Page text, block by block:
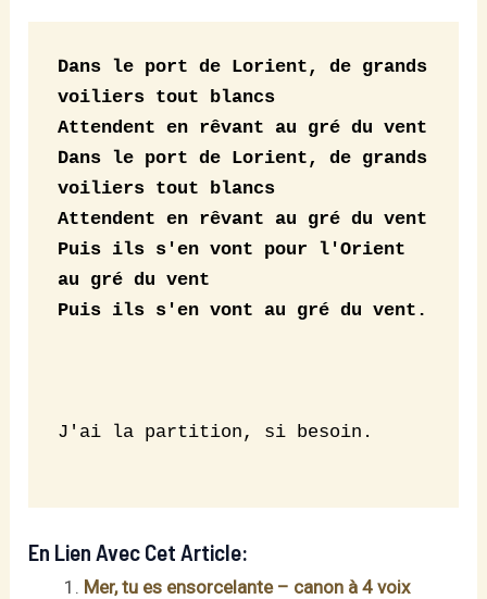
Dans le port de Lorient, de grands
voiliers tout blancs
Attendent en rêvant au gré du vent
Dans le port de Lorient, de grands
voiliers tout blancs
Attendent en rêvant au gré du vent
Puis ils s'en vont pour l'Orient
au gré du vent
Puis ils s'en vont au gré du vent.
J'ai la partition, si besoin.
En Lien Avec Cet Article:
Mer, tu es ensorcelante – canon à 4 voix